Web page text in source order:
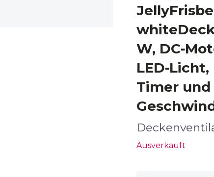
W,
Timer und
Ausverkauft